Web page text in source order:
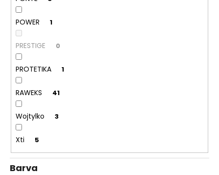
POWER 1
PRESTIGE 0
PROTETIKA 1
RAWEKS 41
Wojtylko 3
Xti 5
Barva